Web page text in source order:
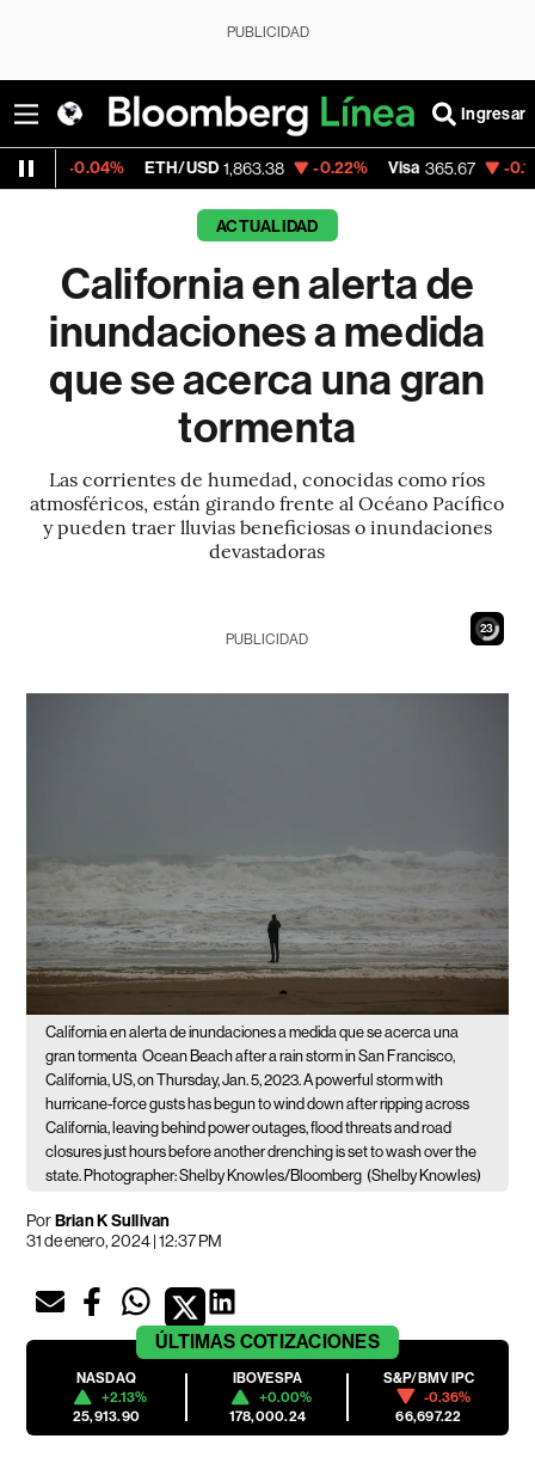
PUBLICIDAD
Ingresar
ETH/USD 1,863.38 -0.22% Visa 365.67 -0.13%
ACTUALIDAD
California en alerta de
inundaciones a medida
que se acerca una gran
tormenta
Las corrientes de humedad, conocidas como ríos
atmosféricos, están girando frente al Océano Pacífico
y pueden traer lluvias beneficiosas o inundaciones
devastadoras
22
PUBLICIDAD
California en alerta de inundaciones a medida que se acerca una
gran tormenta Ocean Beach after a rain storm in San Francisco,
California, US, on Thursday, Jan. 5, 2023. A powerful storm with
hurricane-force gusts has begun to wind down after ripping across
California, leaving behind power outages, flood threats and road
closures just hours before another drenching is set to wash over the
state. Photographer: Shelby Knowles/Bloomberg (Shelby Knowles)
PorBrian K Sullivan
31 de enero, 2024 | 12:37 PM
ÚLTIMAS COTIZACIONES
NASDAQ
+2.13%
25,913.90
IBOVESPA
+0.00%
178,000.24
S&P/BMV IPC
-0.36%
66,697.22